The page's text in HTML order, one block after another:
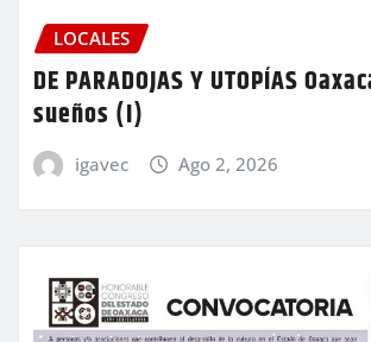
LOCALES
DE PARADOJAS Y UTOPÍAS
sueños (I)
igavec Ago 2, 2026